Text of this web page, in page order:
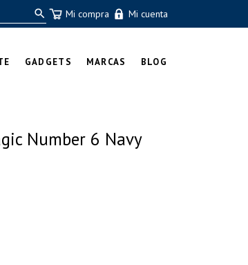
Mi compra Mi cuenta
GADGETS MARCAS BLOG
Number 6 Navy